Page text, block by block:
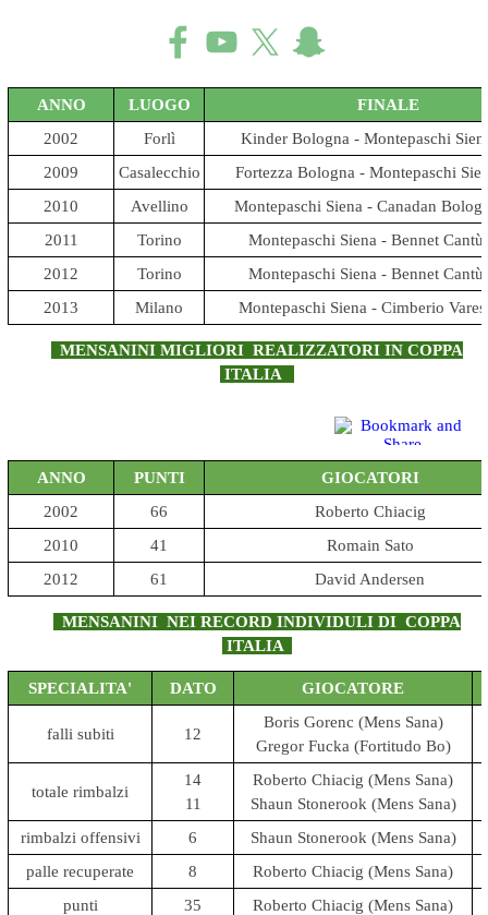
ANNO LUOGO
FINALE
2002
Forlì
Kinder Bologna - Montepaschi
2009
Casalecchio
Fortezza Bologna - Montepaschi
2010
Avellino
Montepaschi Siena - Canadan
2011
Torino
Montepaschi Siena - Bennet
2012
Torino
Montepaschi Siena - Bennet
2013
Milano Montepaschi Siena - Cimberio
MENSANINI MIGLIORI REALIZZATORI IN COPPA
ITALIA
ANNO PUNTI
GIOCATORI
2002
66
Roberto Chiacig
2010
41
Romain Sato
2012
61 David Andersen
MENSANINI NEI RECORD INDIVIDULI DI COPPA
ITALIA
SPECIALITA' DATO GIOCATORE
falli subiti 12
Boris Gorenc (Mens Sana)
Gregor Fucka (Fortitudo Bo)
totale rimbalzi
14
11
Roberto Chiacig (Mens Sana)
Shaun Stonerook (Mens Sana)
rimbalzi offensivi
6
Shaun Stonerook (Mens Sana)
palle recuperate
8
Roberto Chiacig (Mens Sana)
punti
35 Roberto Chiacig (Mens Sana)